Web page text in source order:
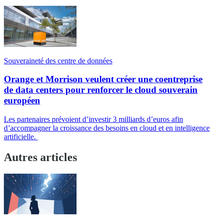
Souveraineté des centre de données
Orange et Morrison veulent créer une coentreprise
de data centers pour renforcer le cloud souverain
européen
Les partenaires prévoient d’investir 3 milliards d’euros afin
d’accompagner la croissance des besoins en cloud et en intelligence
artificielle.
Autres articles